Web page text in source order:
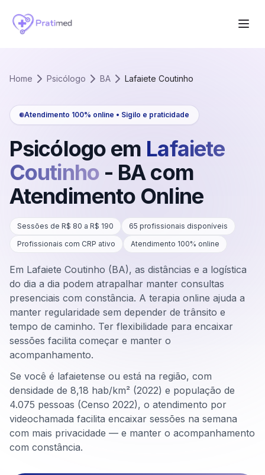
Home Psicólogo BA Lafaiete Coutinho
Atendimento 100% online • Sigilo e praticidade
Psicólogo em Lafaiete
Coutinho - BAcom
Atendimento Online
Sessões de R$ 80 a R$ 190 65 profissionais disponíveis
Profissionais com CRP ativo
Atendimento 100% online
Em Lafaiete Coutinho (BA), as distâncias e a logística
do dia a dia podem atrapalhar manter consultas
presenciais com constância. A terapia online ajuda a
manter regularidade sem depender de trânsito e
tempo de caminho. Ter flexibilidade para encaixar
sessões facilita começar e manter o
acompanhamento.
Se você é lafaietense ou está na região, com
densidade de 8,18 hab/km² (2022) e população de
4.075 pessoas (Censo 2022), o atendimento por
videochamada facilita encaixar sessões na semana
com mais privacidade — e manter o acompanhamento
com constância.